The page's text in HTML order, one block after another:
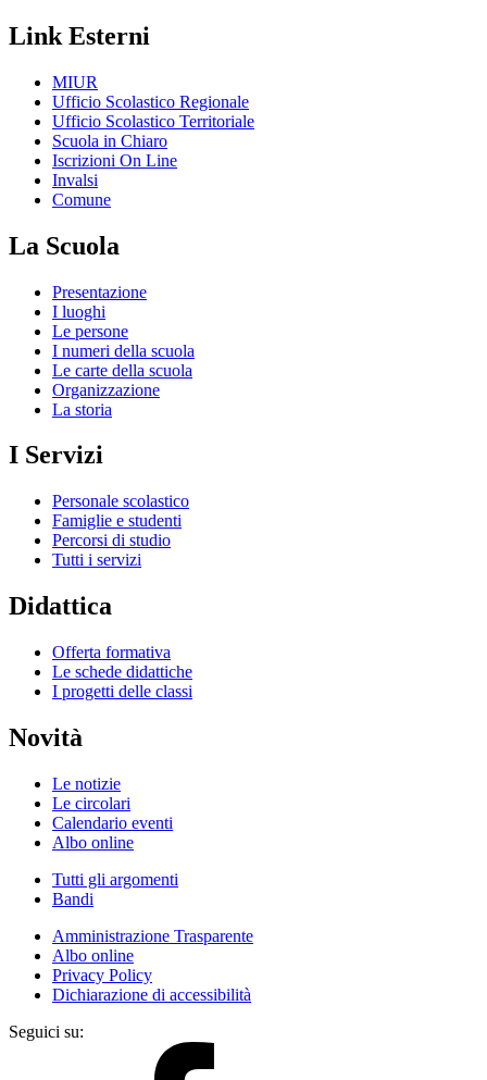
Link Esterni
MIUR
Ufficio Scolastico Regionale
Ufficio Scolastico Territoriale
Scuola in Chiaro
Iscrizioni On Line
Invalsi
Comune
La Scuola
Presentazione
I luoghi
Le persone
I numeri della scuola
Le carte della scuola
Organizzazione
La storia
I Servizi
Personale scolastico
Famiglie e studenti
Percorsi di studio
Tutti i servizi
Didattica
Offerta formativa
Le schede didattiche
I progetti delle classi
Novità
Le notizie
Le circolari
Calendario eventi
Albo online
Tutti gli argomenti
Bandi
Amministrazione Trasparente
Albo online
Privacy Policy
Dichiarazione di accessibilità
Seguici su: